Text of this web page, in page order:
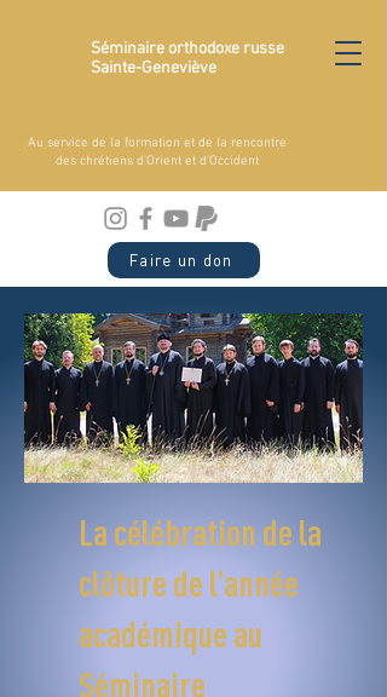
Séminaire orthodoxe russe
Sainte-Geneviève
Au service de la formation et de la rencontre
des chrétiens d'Orient et d'Occident
Faire un don
La célébration de la
clôture de l’année
académique au
Séminaire